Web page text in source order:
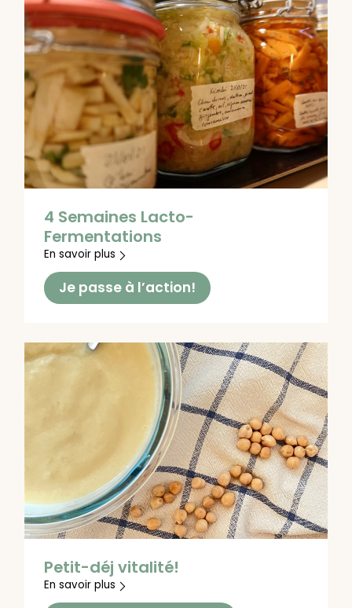
4 Semaines Lacto-
Fermentations
En savoir plus
Je passe à l’action!
Petit-déj vitalité!
En savoir plus